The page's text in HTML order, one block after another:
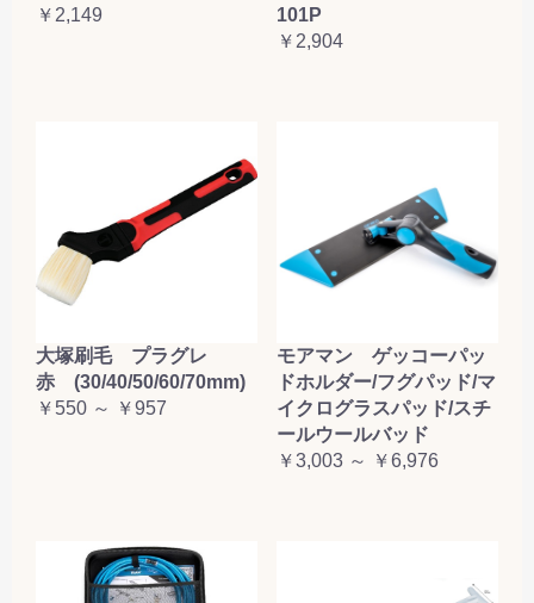
￥2,149
101P
￥2,904
大塚刷毛 プラグレ
赤 (30/40/50/60/70mm)
￥550 ～ ￥957
モアマン ゲッコーパッ
ドホルダー/フグパッド/マ
イクログラスパッド/スチ
ールウールバッド
￥3,003 ～ ￥6,976